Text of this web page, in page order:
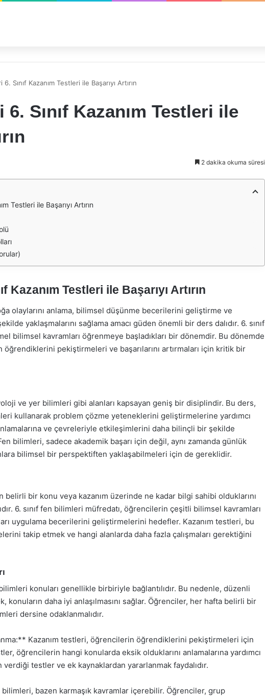
Sınıf Kazanım Testleri ile Başarıyı Artırın
Sınıf Kazanım Testleri ile
2 dakika okuma süresi
Testleri ile Başarıyı Artırın
Kazanım Testleri ile Başarıyı Artırın
olaylarını anlama, bilimsel düşünme becerilerini geliştirme ve
yaklaşmalarını sağlama amacı güden önemli bir ders dalıdır. 6. sınıf
bilimsel kavramları öğrenmeye başladıkları bir dönemdir. Bu dönemde
pekiştirmeleri ve başarılarını artırmaları için kritik bir
ve yer bilimleri gibi alanları kapsayan geniş bir disiplindir. Bu ders,
kullanarak problem çözme yeteneklerini geliştirmelerine yardımcı
ve çevreleriyle etkileşimlerini daha bilinçli bir şekilde
bilimleri, sadece akademik başarı için değil, aynı zamanda günlük
bilimsel bir perspektiften yaklaşabilmeleri için de gereklidir.
belirli bir konu veya kazanım üzerinde ne kadar bilgi sahibi olduklarını
6. sınıf fen bilimleri müfredatı, öğrencilerin çeşitli bilimsel kavramları
uygulama becerilerini geliştirmelerini hedefler. Kazanım testleri, bu
takip etmek ve hangi alanlarda daha fazla çalışmaları gerektiğini
konuları genellikle birbiriyle bağlantılıdır. Bu nedenle, düzenli
konuların daha iyi anlaşılmasını sağlar. Öğrenciler, her hafta belirli bir
dersine odaklanmalıdır.
Kazanım testleri, öğrencilerin öğrendiklerini pekiştirmeleri için
öğrencilerin hangi konularda eksik olduklarını anlamalarına yardımcı
testler ve ek kaynaklardan yararlanmak faydalıdır.
bilimleri, bazen karmaşık kavramlar içerebilir. Öğrenciler, grup